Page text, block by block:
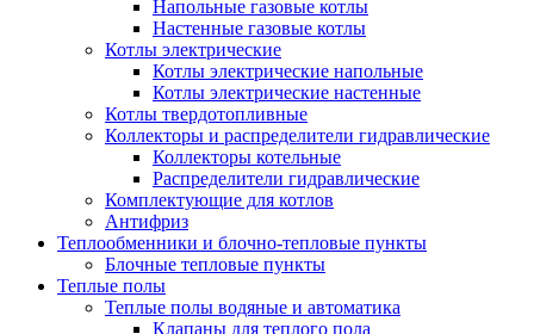
Напольные газовые котлы
Настенные газовые котлы
Котлы электрические
Котлы электрические напольные
Котлы электрические настенные
Котлы твердотопливные
Коллекторы и распределители гидравлические
Коллекторы котельные
Распределители гидравлические
Комплектующие для котлов
Антифриз
Теплообменники и блочно-тепловые пункты
Блочные тепловые пункты
Теплые полы
Теплые полы водяные и автоматика
Клапаны для теплого пола